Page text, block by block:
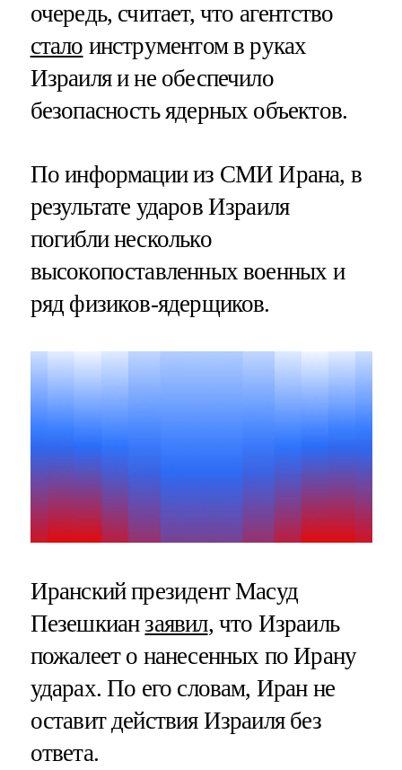
очередь, считает, что агентство
стало инструментом в руках
Израиля и не обеспечило
безопасность ядерных объектов.
По информации из СМИ Ирана, в
результате ударов Израиля
погибли несколько
высокопоставленных военных и
ряд физиков-ядерщиков.
Иранский президент Масуд
Пезешкианзаявил, что Израиль
пожалеет о нанесенных по Ирану
ударах. По его словам, Иран не
оставит действия Израиля без
ответа.